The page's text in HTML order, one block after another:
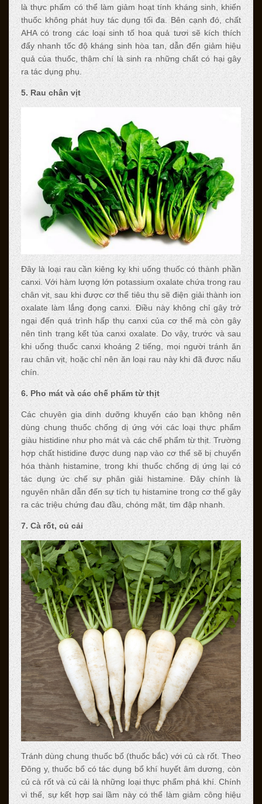
là thực phẩm có thể làm giảm hoạt tính kháng sinh, khiến
thuốc không phát huy tác dụng tối đa. Bên cạnh đó, chất
AHA có trong các loại sinh tố hoa quả tươi sẽ kích thích
đẩy nhanh tốc độ kháng sinh hòa tan, dẫn đến giảm hiệu
quả của thuốc, thậm chí là sinh ra những chất có hại gây
ra tác dụng phụ.
5. Rau chân vịt
Đây là loại rau cần kiêng kỵ khi uống thuốc có thành phần
canxi. Với hàm lượng lớn potassium oxalate chứa trong rau
chân vịt, sau khi được cơ thể tiêu thụ sẽ điện giải thành ion
oxalate làm lắng đọng canxi. Điều này không chỉ gây trở
ngại đến quá trình hấp thụ canxi của cơ thể mà còn gây
nên tình trạng kết tủa canxi oxalate. Do vậy, trước và sau
khi uống thuốc canxi khoảng 2 tiếng, mọi người tránh ăn
rau chân vịt, hoặc chỉ nên ăn loại rau này khi đã được nấu
chín.
6. Pho mát và các chế phẩm từ thịt
Các chuyên gia dinh dưỡng khuyến cáo bạn không nên
dùng chung thuốc chống dị ứng với các loại thực phẩm
giàu histidine như pho mát và các chế phẩm từ thịt. Trường
hợp chất histidine được dung nạp vào cơ thể sẽ bị chuyển
hóa thành histamine, trong khi thuốc chống dị ứng lại có
tác dụng ức chế sự phân giải histamine. Đây chính là
nguyên nhân dẫn đến sự tích tụ histamine trong cơ thể gây
ra các triệu chứng đau đầu, chóng mặt, tim đập nhanh.
7. Cà rốt, củ cải
Tránh dùng chung thuốc bổ (thuốc bắc) với củ cà rốt. Theo
Đông y, thuốc bổ có tác dụng bổ khí huyết âm dương, còn
củ cà rốt và củ cải là những loại thực phẩm phá khí. Chính
vì thế, sự kết hợp sai lầm này có thể làm giảm công hiệu